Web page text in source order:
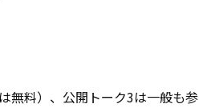
無料）、公開トーク3は一般も参